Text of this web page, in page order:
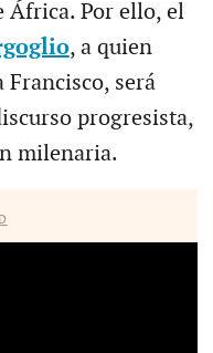
África. Por ello, el
, a quien
Francisco, será
progresista,
milenaria.